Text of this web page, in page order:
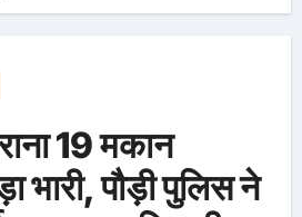
19 मकान
भारी, पौड़ी पुलिस ने